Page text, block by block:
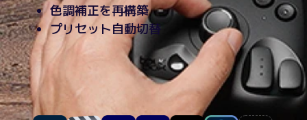
色調補正を再構築
プリセット自動切替